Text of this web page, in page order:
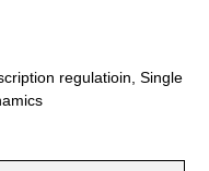
regulatioin, Single